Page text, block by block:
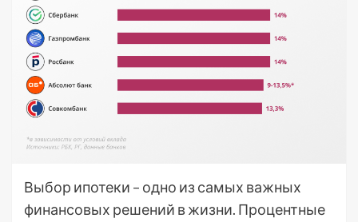
Выбор ипотеки – одно из самых важных
финансовых решений в жизни. Процентные